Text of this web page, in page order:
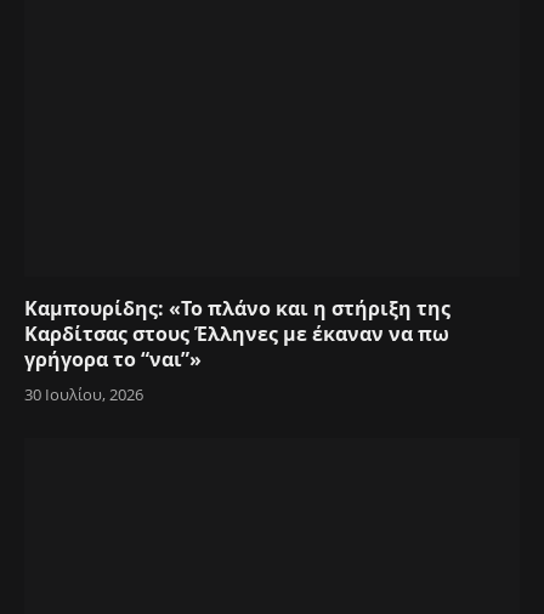
Καμπουρίδης: «Το πλάνο και η στήριξη της
Καρδίτσας στους Έλληνες με έκαναν να πω
γρήγορα το “ναι”»
30 Ιουλίου, 2026